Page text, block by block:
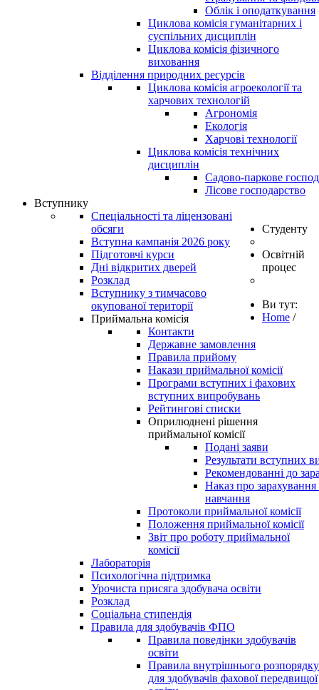
Облік і оподаткування
Циклова комісія гуманітарних і
суспільних дисциплін
Циклова комісія фізичного
виховання
Відділення природних ресурсів
Циклова комісія агроекології та
харчових технологій
Агрономія
Екологія
Харчові технології
Циклова комісія технічних
дисциплін
Садово-паркове
Лісове господарство
Вступнику
Спеціальності та ліцензовані
обсяги
Вступна кампанія 2026 року
Підготовчі курси
Дні відкритих дверей
Розклад
Вступнику з тимчасово
окупованої території
Приймальна комісія
Контакти
Державне замовлення
Правила прийому
Накази приймальної комісії
Програми вступних і фахових
вступних випробувань
Рейтингові списки
Оприлюднені рішення
приймальної комісії
Подані заяви
Результати вступних
Рекомендованні до
Наказ про зарахування
навчання
Протоколи приймальної комісії
Положення приймальної комісії
Звіт про роботу приймальної
комісії
Лабораторія
Студенту
Психологічна підтримка
Урочиста присяга здобувача освіти
Розклад
Соціальна стипендія
Правила для здобувачів ФПО
Правила поведінки здобувачів
освіти
Правила внутрішнього розпорядку
для здобувачів фахової передвищої
Освітній
процес
Ви тут:
Home /